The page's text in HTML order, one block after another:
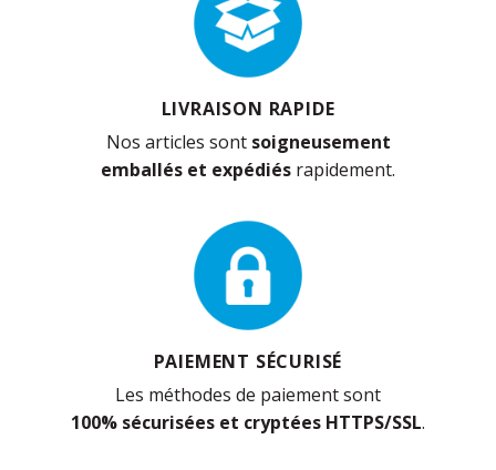
LIVRAISON RAPIDE
Nos articles sont soigneusement
emballés et expédiés rapidement.
PAIEMENT SÉCURISÉ
Les méthodes de paiement sont
100% sécurisées et cryptées HTTPS/SSL.